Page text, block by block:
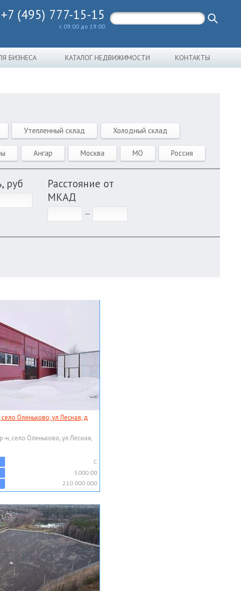
+7 (495) 777-15-15
с 09:00 до 19:00
БИЗНЕСА КАТАЛОГ НЕДВИЖИМОСТИ КОНТАКТЫ
Утепленный склад Холодный склад
Ангар Москва МО Россия
руб
Расстояние от
МКАД
Оленьково, ул Лесная, д
н, село Оленьково, ул Лесная,
C
5000.00
210 000 000